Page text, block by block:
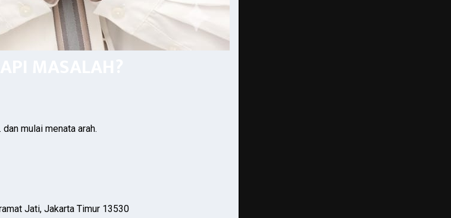
mulai menata arah.
Jati, Jakarta Timur 13530